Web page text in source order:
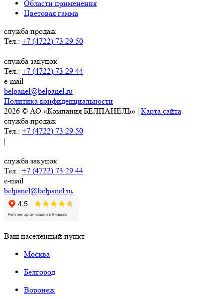
Области применения
Цветовая гамма
служба продаж
Тел.: +7 (4722) 73 29 50
служба закупок
Тел.: +7 (4722) 73 29 44
e-mail
belpanel@belpanel.ru
Политика конфиденциальности
2026 © АО «Компания БЕЛПАНЕЛЬ» | Карта сайта
служба продаж
Тел.: +7 (4722) 73 29 50
|
служба закупок
Тел.: +7 (4722) 73 29 44
e-mail
belpanel@belpanel.ru
Ваш населенный пункт
Москва
Белгород
Воронеж